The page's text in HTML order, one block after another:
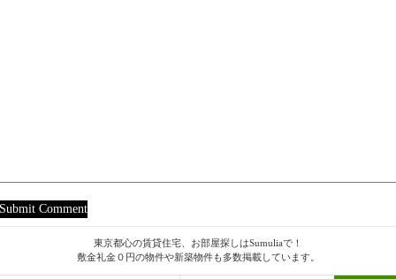
東京都心の賃貸住宅、お部屋探しはSumuliaで！
敷金礼金０円の物件や新築物件も多数掲載しています。